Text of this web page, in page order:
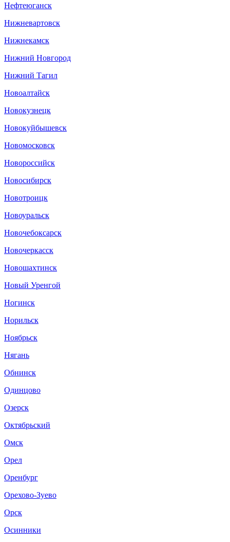
Нефтеюганск
Нижневартовск
Нижнекамск
Нижний Новгород
Нижний Тагил
Новоалтайск
Новокузнецк
Новокуйбышевск
Новомосковск
Новороссийск
Новосибирск
Новотроицк
Новоуральск
Новочебоксарск
Новочеркасск
Новошахтинск
Новый Уренгой
Ногинск
Норильск
Ноябрьск
Нягань
Обнинск
Одинцово
Озерск
Октябрьский
Омск
Орел
Оренбург
Орехово-Зуево
Орск
Осинники